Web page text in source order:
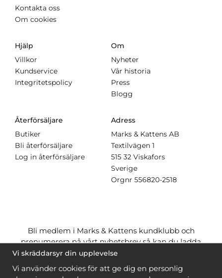
Kontakta oss
Om cookies
Hjälp
Villkor
Kundservice
Integritetspolicy
Om
Nyheter
Vår historia
Press
Blogg
Återförsäljare
Butiker
Bli återförsäljare
Log in återförsäljare
Adress
Marks & Kattens AB
Textilvägen 1
515 32 Viskafors
Sverige
Orgnr 556820-2518
Bli medlem i Marks & Kattens kundklubb och
prenumerera på vårt nyhetsbrev så kan du ladda
ner många mönstergratisoch få många
när du handlar garn till mönstret. Du ser vilka som
är
gratis när du är inloggad
Vi skräddarsyr din upplevelse
Vi använder cookies för att ge dig en personlig